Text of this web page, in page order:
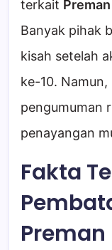
terkait
Banyak pihak
kisah setelah
ke-10.
pengumuman
penayangan
Fakta
Preman